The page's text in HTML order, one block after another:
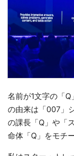
名前が1文字の「
の由来は「007」
の課長「Q」や「
命体「Q」をモチ